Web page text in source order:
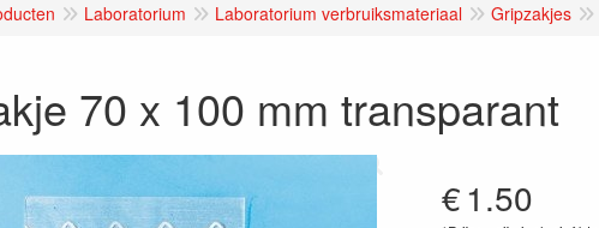
Laboratorium Laboratorium verbruiksmateriaal Gripzakjes
70 x 100 mm transparant
€1.50